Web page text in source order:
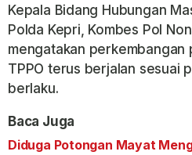
Kepala Bidang Hubungan
Polda Kepri, Kombes Pol
mengatakan perkembangan
TPPO terus berjalan sesuai
berlaku.
Baca Juga
Diduga Potongan Mayat